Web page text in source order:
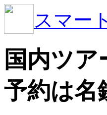
スマー
国内ツ
予約は名